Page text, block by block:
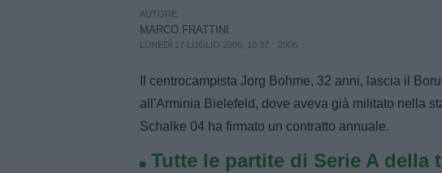
AUTORE
MARCO FRATTINI
LUNEDÌ 17 LUGLIO 2006, 10:37 2006
Il centrocampista Jorg Bohme, 32 anni, lascia il
all'Arminia Bielefeld, dove aveva già militato nella
Schalke 04 ha firmato un contratto annuale.
Tutte le partite di Serie A della